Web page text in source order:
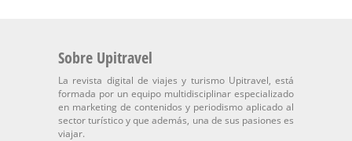
Sobre Upitravel
La revista digital de viajes y turismo Upitravel, está
formada por un equipo multidisciplinar especializado
en marketing de contenidos y periodismo aplicado al
sector turístico y que además, una de sus pasiones es
viajar.